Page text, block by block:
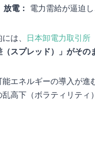
放電： 電力需給が逼迫
は、 日本卸電力取引所
スプレッド）」がその
能エネルギーの導入が進
乱高下（ボラティリティ